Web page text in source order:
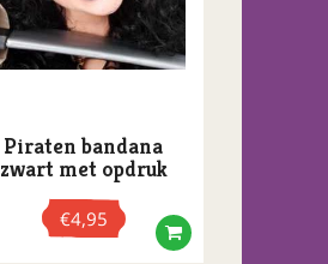
Piraten bandana
zwart met opdruk
€4,95